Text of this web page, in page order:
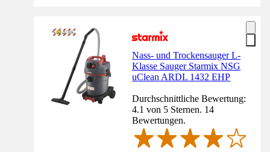
Nass- und Trockensauger L-
Klasse Sauger Starmix NSG
uClean ARDL 1432 EHP
Durchschnittliche Bewertung:
4.1 von 5 Sternen. 14
Bewertungen.